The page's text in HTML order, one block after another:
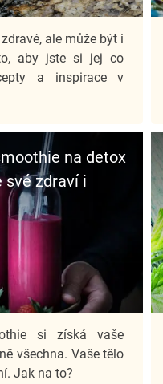
ale může být i
aby jste si jej co
a inspirace v
na detox
své zdraví i
si získá vaše
všechna. Vaše tělo
Jak na to?